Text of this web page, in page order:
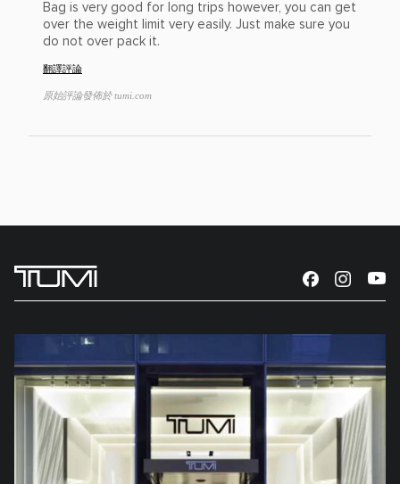
為
5)
Bag is very good for long trips however, you can get
over the weight limit very easily. Just make sure you
do not over pack it.
翻譯評論
原始評論發佈於 tumi.com